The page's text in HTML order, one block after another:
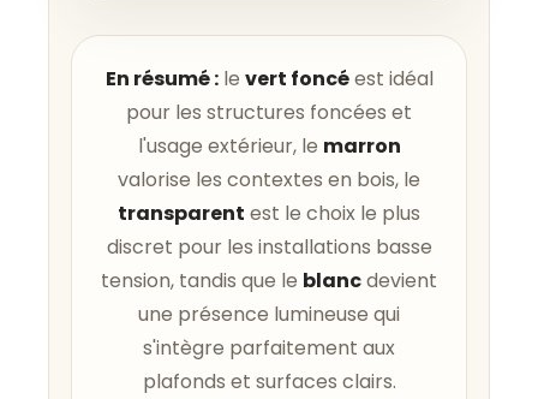
En résumé :le vert foncéest idéal
pour les structures foncées et
l'usage extérieur, le marron
valorise les contextes en bois, le
transparent est le choix le plus
discret pour les installations basse
tension, tandis que le blancdevient
une présence lumineuse qui
s'intègre parfaitement aux
plafonds et surfaces clairs.